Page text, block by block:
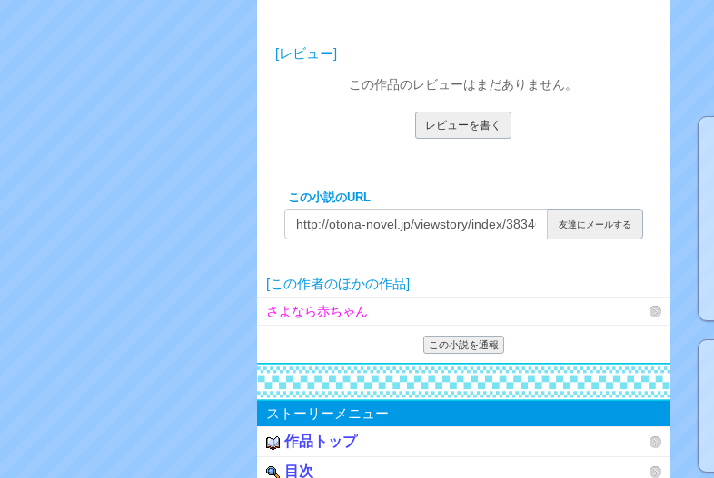
[レビュー]
この作品のレビューはまだありません。
レビューを書く
この小説のURL
友達にメールする
[この作者のほかの作品]
さよなら赤ちゃん
この小説を通報
ストーリーメニュー
作品トップ
目次